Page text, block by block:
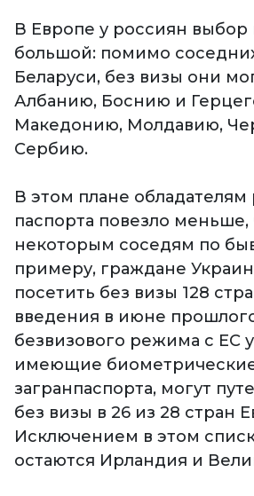
В Европе у россиян
большой: помимо
Беларуси, без визы они
Албанию, Боснию и
Македонию, Молдавию,
Сербию.
В этом плане обладателям
паспорта повезло меньше,
некоторым соседям по
примеру, граждане
посетить без визы 128
введения в июне
безвизового режима с ЕС
имеющие
загранпаспорта, могут
без визы в 26 из 28 стран
Исключением в этом
остаются Ирландия и